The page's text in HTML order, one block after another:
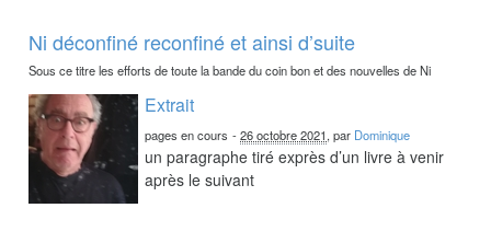
Ni déconfiné reconfiné et ainsi d’suite
Sous ce titre les efforts de toute la bande du coin bon et des nouvelles de Ni
Extrait
pages en cours -26 octobre 2021, par Dominique
un paragraphe tiré exprès d’un livre à venir
après le suivant